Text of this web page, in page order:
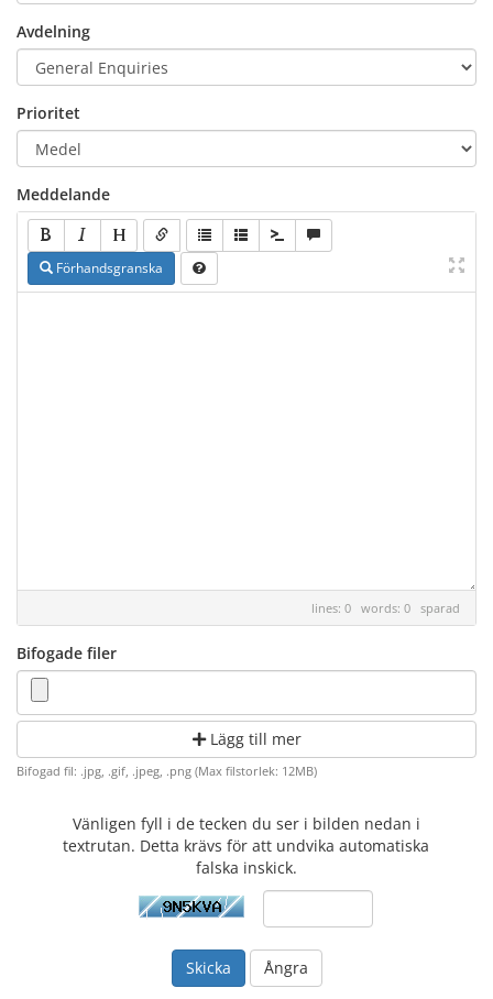
Avdelning
Prioritet
Meddelande
Förhandsgranska
lines: 0 words: 0 sparad
Bifogade filer
Lägg till mer
Bifogad fil: .jpg, .gif, .jpeg, .png (Max filstorlek: 12MB)
Vänligen fyll i de tecken du ser i bilden nedan i
textrutan. Detta krävs för att undvika automatiska
falska inskick.
Ångra